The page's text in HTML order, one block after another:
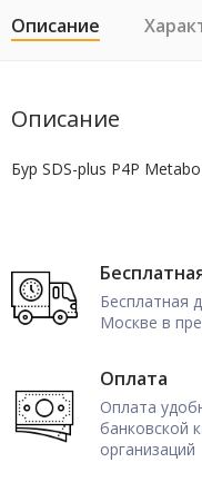
Описание
Описание
Бур SDS-plus P4P
Бесплатная
Москве в
Оплата
Оплата
банковской
организаций